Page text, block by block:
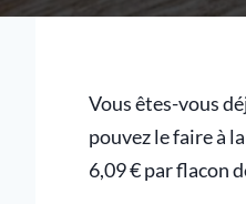
Vous êtes-vous
pouvez le faire à
6,09 € par flacon